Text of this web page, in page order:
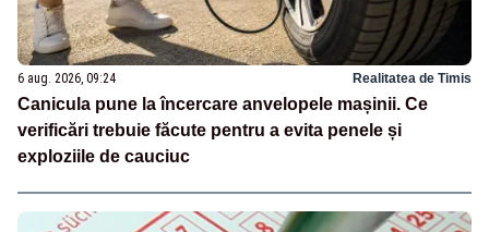
6 aug. 2026, 09:24 Realitatea de Timis
Canicula pune la încercare anvelopele mașinii. Ce
verificări trebuie făcute pentru a evita penele și
exploziile de cauciuc